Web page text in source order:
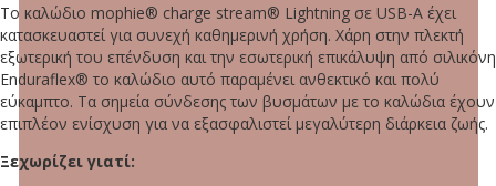
Το καλώδιο mophie® charge stream® Lightning σε USB-A έχει
κατασκευαστεί για συνεχή καθημερινή χρήση. Χάρη στην πλεκτή
εξωτερική του επένδυση και την εσωτερική επικάλυψη από σιλικόνη
Enduraflex® το καλώδιο αυτό παραμένει ανθεκτικό και πολύ
εύκαμπτο. Τα σημεία σύνδεσης των βυσμάτων με το καλώδια έχουν
επιπλέον ενίσχυση για να εξασφαλιστεί μεγαλύτερη διάρκεια ζωής.
Ξεχωρίζει γιατί: